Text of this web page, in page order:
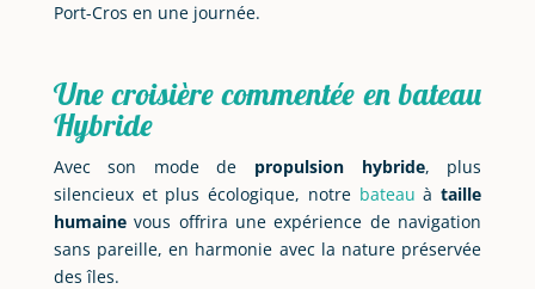
Port-Cros en une journée.
Une croisière commentée en bateau
Hybride
Avec son mode de propulsion hybride, plus
silencieux et plus écologique, notre bateau àtaille
humainevous offrira une expérience de navigation
sans pareille, en harmonie avec la nature préservée
des îles.